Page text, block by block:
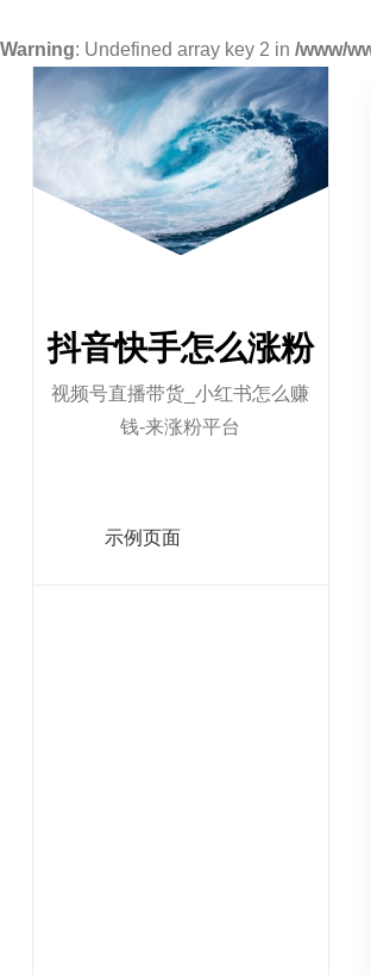
Warning: Undefined array key 2 in /www/
抖音快手怎么涨粉
视频号直播带货_小红书怎么赚
钱-来涨粉平台
示例页面